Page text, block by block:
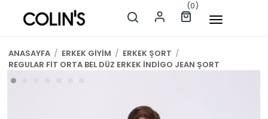
(0)
ANASAYFA / ERKEK GİYİM / ERKEK ŞORT /
REGULAR FİT ORTA BEL DÜZ ERKEK İNDİGO JEAN ŞORT